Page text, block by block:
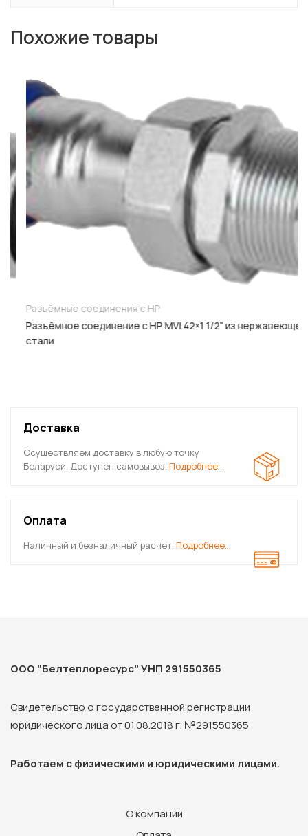
Похожие товары
Разъёмные соединения с НР
Разъёмное соединение с НР MVI 42×1 1/2" из нержавеющей
стали
Доставка
Осуществляем доставку в любую точку
Беларуси. Доступен самовывоз. Подробнее…
Оплата
Наличный и безналичный расчет. Подробнее…
ООО "Белтеплоресурс" УНП 291550365
Свидетельство о государственной регистрации
юридического лица от 01.08.2018 г. №291550365
Работаем с физическими и юридическими лицами.
О компании